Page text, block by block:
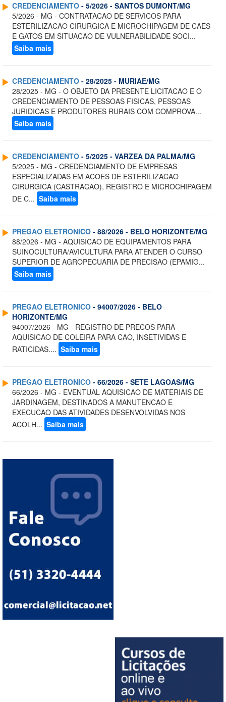
CREDENCIAMENTO - 5/2026 - SANTOS DUMONT/MG
5/2026 - MG - CONTRATACAO DE SERVICOS PARA
ESTERILIZACAO CIRURGICA E MICROCHIPAGEM DE CAES
E GATOS EM SITUACAO DE VULNERABILIDADE SOCI...
Saiba mais
CREDENCIAMENTO - 28/2025 - MURIAE/MG
28/2025 - MG - O OBJETO DA PRESENTE LICITACAO E O
CREDENCIAMENTO DE PESSOAS FISICAS, PESSOAS
JURIDICAS E PRODUTORES RURAIS COM COMPROVA...
Saiba mais
CREDENCIAMENTO - 5/2025 - VARZEA DA PALMA/MG
5/2025 - MG - CREDENCIAMENTO DE EMPRESAS
ESPECIALIZADAS EM ACOES DE ESTERILIZACAO
CIRURGICA (CASTRACAO), REGISTRO E MICROCHIPAGEM
DE C... Saiba mais
PREGAO ELETRONICO - 88/2026 - BELO HORIZONTE/MG
88/2026 - MG - AQUISICAO DE EQUIPAMENTOS PARA
SUINOCULTURA/AVICULTURA PARA ATENDER O CURSO
SUPERIOR DE AGROPECUARIA DE PRECISAO (EPAMIG...
Saiba mais
PREGAO ELETRONICO - 94007/2026 - BELO
HORIZONTE/MG
94007/2026 - MG - REGISTRO DE PRECOS PARA
AQUISICAO DE COLEIRA PARA CAO, INSETIVIDAS E
RATICIDAS.... Saiba mais
PREGAO ELETRONICO - 66/2026 - SETE LAGOAS/MG
66/2026 - MG - EVENTUAL AQUISICAO DE MATERIAIS DE
JARDINAGEM, DESTINADOS A MANUTENCAO E
EXECUCAO DAS ATIVIDADES DESENVOLVIDAS NOS
ACOLH... Saiba mais